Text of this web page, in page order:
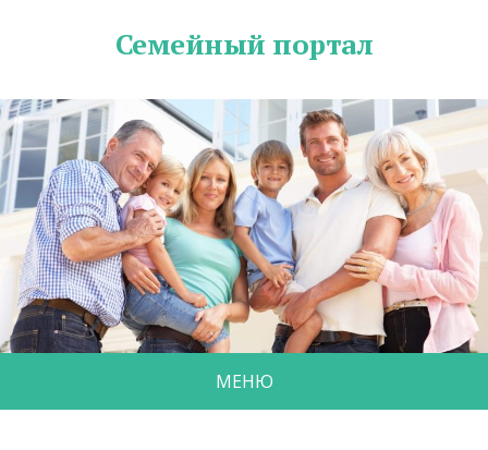
Семейный портал
МЕНЮ